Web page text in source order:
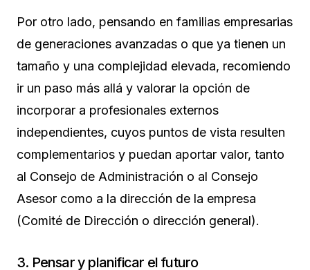
Por otro lado, pensando en familias empresarias
de generaciones avanzadas o que ya tienen un
tamaño y una complejidad elevada, recomiendo
ir un paso más allá y valorar la opción de
incorporar a profesionales externos
independientes, cuyos puntos de vista resulten
complementarios y puedan aportar valor, tanto
al Consejo de Administración o al Consejo
Asesor como a la dirección de la empresa
(Comité de Dirección o dirección general).
3. Pensar y planificar el futuro